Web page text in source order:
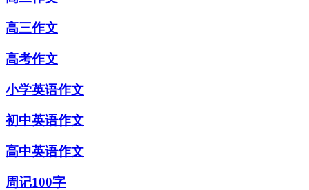
高三作文
高考作文
小学英语作文
初中英语作文
高中英语作文
周记100字